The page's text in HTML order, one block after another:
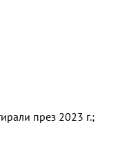
през 2023 г.;
Пуснаха тока в КАТ